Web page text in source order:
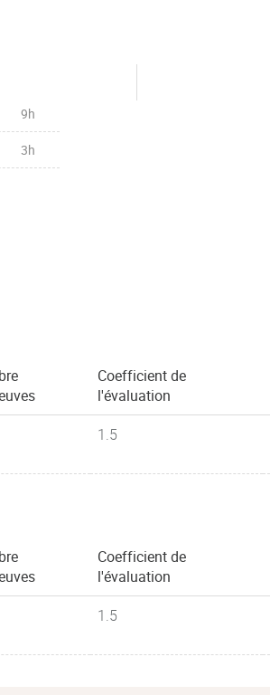
9h
3h
Coefficient de
l'évaluation
1.5
Coefficient de
l'évaluation
1.5